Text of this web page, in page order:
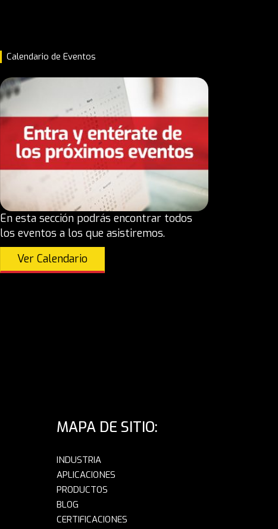
Calendario de Eventos
En esta sección podrás encontrar todos
los eventos a los que asistiremos.
Ver Calendario
MAPA DE SITIO:
INDUSTRIA
APLICACIONES
PRODUCTOS
BLOG
CERTIFICACIONES